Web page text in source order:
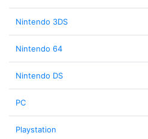
Nintendo 3DS
Nintendo 64
Nintendo DS
PC
Playstation